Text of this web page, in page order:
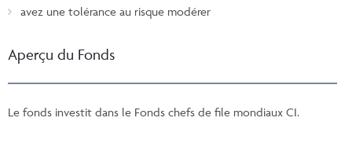
avez une tolérance au risque modérer
Aperçu du Fonds
Le fonds investit dans le Fonds chefs de file mondiaux CI.